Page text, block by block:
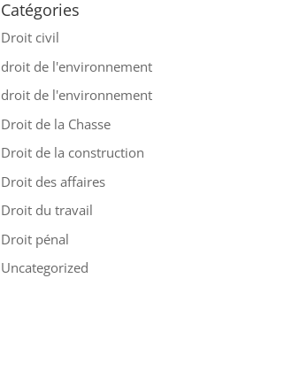
Catégories
Droit civil
droit de l'environnement
droit de l'environnement
Droit de la Chasse
Droit de la construction
Droit des affaires
Droit du travail
Droit pénal
Uncategorized